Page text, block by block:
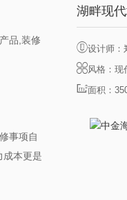
品,装修
事项自
成本更是
湖畔现
设计师：
风格：现
面积：